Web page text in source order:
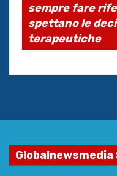
sempre fare
spettano le
terapeutiche